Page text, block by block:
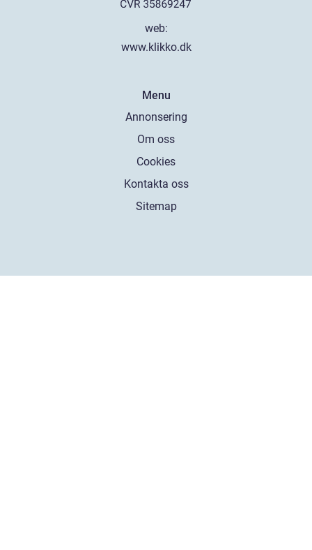
web:
www.klikko.dk
Menu
Annonsering
Om oss
Cookies
Kontakta oss
Sitemap